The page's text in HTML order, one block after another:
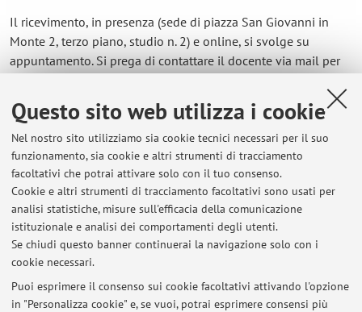
Questo sito web utilizza i cookie
Nel nostro sito utilizziamo sia cookie tecnici necessari per il suo
funzionamento, sia cookie e altri strumenti di tracciamento
facoltativi che potrai attivare solo con il tuo consenso.
Cookie e altri strumenti di tracciamento facoltativi sono usati per
analisi statistiche, misure sull'efficacia della comunicazione
istituzionale e analisi dei comportamenti degli utenti.
Se chiudi questo banner continuerai la navigazione solo con i
cookie necessari.
Puoi esprimere il consenso sui cookie facoltativi attivando l'opzione
in "Personalizza cookie" e, se vuoi, potrai esprimere consensi più
Il ricevimento, in presenza (sede di piazza San Giovanni in
Monte 2, terzo piano, studio n. 2) e online, si svolge su
appuntamento. Si prega di contattare il docente via mail per
Ultimi avvisi
Risultati esame 6 luglio
Pubblicato il: 11 luglio 2026
INDICAZIONI PER LA TESI
Pubblicato il: 01 marzo 2021
Tutti gli avvisi